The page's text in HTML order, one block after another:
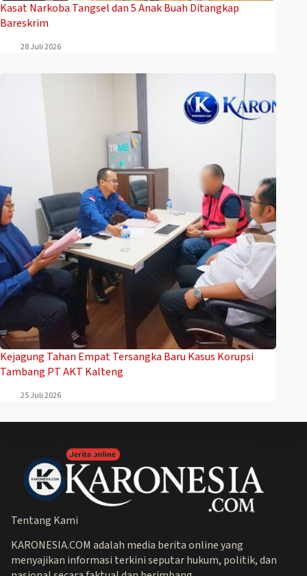
Kasat Narkoba Tangsel dan 5 Anak Buah Ditangkap
Bareskrim
28 Juli 2026
Kejagung Tahan Empat Tersangka Baru Kasus Korupsi
Tambang PT AKT Kalteng
25 Juli 2026
Tentang Kami
KARONESIA.COM adalah media berita online yang
menyajikan informasi terkini seputar hukum, politik, dan